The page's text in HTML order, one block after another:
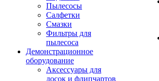
Пылесосы
Салфетки
Смазки
Фильтры для
пылесоса
Демонстрационное
оборудование
Аксессуары для
досок и флипчартов